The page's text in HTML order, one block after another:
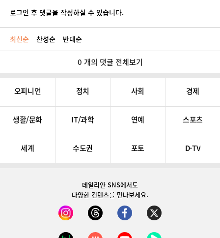
로그인 후 댓글을 작성하실 수 있습니다.
최신순 찬성순 반대순
0 개의 댓글 전체보기
오피니언 정치 사회 경제
생활/문화 IT/과학 연예 스포츠
세계 수도권 포토 D-TV
데일리안 SNS에서도
다양한 컨텐츠를 만나보세요.